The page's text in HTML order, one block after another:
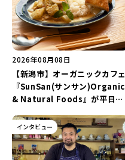
2026年08月08日
【新潟市】オーガニックカフェ
『SunSan(サンサン)Organic
& Natural Foods』が平日ラ
「抗酸化☆レモンチキンカレ
ー」と「美容と健康を考えた
レートランチ」を実食レポー
インタビュー